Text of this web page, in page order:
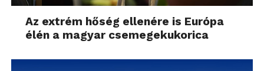
Az extrém hőség ellenére is Európa
élén a magyar csemegekukorica